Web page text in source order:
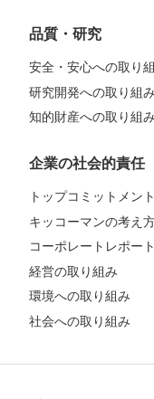
品質・研究
安全・安心への取り
研究開発への取り組み
知的財産への取り組み
企業の社会的責任
トップコミットメント
キッコーマンの考え
コーポレートレポート
経営の取り組み
環境への取り組み
社会への取り組み